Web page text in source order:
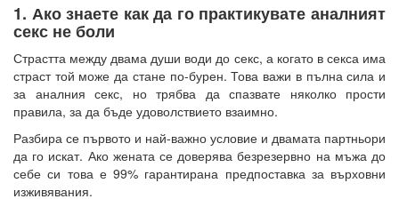
1. Ако знаете как да го практикувате аналният
секс не боли
Страстта между двама души води до секс, а когато в секса има
страст той може да стане по-бурен. Това важи в пълна сила и
за аналния секс, но трябва да спазвате няколко прости
правила, за да бъде удоволствието взаимно.
Разбира се първото и най-важно условие и двамата партньори
да го искат. Ако жената се доверява безрезервно на мъжа до
себе си това е 99% гарантирана предпоставка за върховни
изживявания.